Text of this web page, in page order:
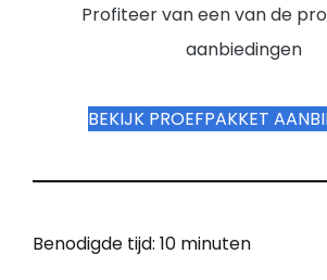
Profiteer van een van de
aanbiedingen
BEKIJK PROEFPAKKET
Benodigde tijd: 10 minuten